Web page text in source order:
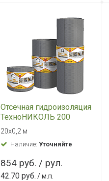
Отсечная гидроизоляция
ТехноНИКОЛЬ 200
20х0,2 м
Наличие:Уточняйте
854 руб. / рул.
42.70 руб. / м.п.